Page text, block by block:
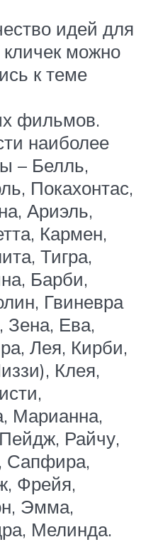
идей для
можно
к теме
фильмов.
наиболее
– Белль,
Покахонтас,
Ариэль,
Кармен,
Тигра,
Барби,
Гвиневра
Зена, Ева,
Лея, Кирби,
Клея,
Марианна,
Райчу,
Сапфира,
Фрейя,
Эмма,
Мелинда.